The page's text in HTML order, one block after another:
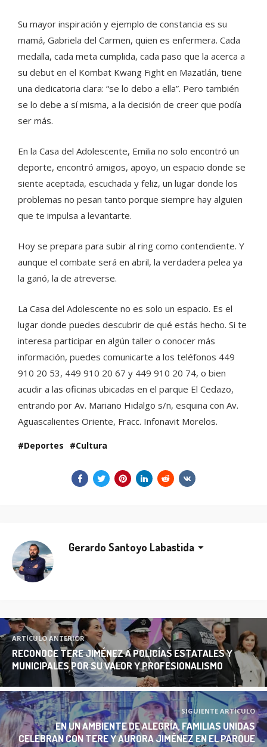
Su mayor inspiración y ejemplo de constancia es su
mamá, Gabriela del Carmen, quien es enfermera. Cada
medalla, cada meta cumplida, cada paso que la acerca a
su debut en el Kombat Kwang Fight en Mazatlán, tiene
una dedicatoria clara: “se lo debo a ella”. Pero también
se lo debe a sí misma, a la decisión de creer que podía
ser más.
En la Casa del Adolescente, Emilia no solo encontró un
deporte, encontró amigos, apoyo, un espacio donde se
siente aceptada, escuchada y feliz, un lugar donde los
problemas no pesan tanto porque siempre hay alguien
que te impulsa a levantarte.
Hoy se prepara para subir al ring como contendiente. Y
aunque el combate será en abril, la verdadera pelea ya
la ganó, la de atreverse.
La Casa del Adolescente no es solo un espacio. Es el
lugar donde puedes descubrir de qué estás hecho. Si te
interesa participar en algún taller o conocer más
información, puedes comunicarte a los teléfonos 449
910 20 53, 449 910 20 67 y 449 910 20 74, o bien
acudir a las oficinas ubicadas en el parque El Cedazo,
entrando por Av. Mariano Hidalgo s/n, esquina con Av.
Aguascalientes Oriente, Fracc. Infonavit Morelos.
Deportes Cultura
Gerardo Santoyo Labastida
ARTÍCULO ANTERIOR
RECONOCE TERE JIMÉNEZ A POLICÍAS ESTATALES Y
MUNICIPALES POR SU VALOR Y PROFESIONALISMO
SIGUIENTE ARTÍCULO
EN UN AMBIENTE DE ALEGRÍA, FAMILIAS UNIDAS
CELEBRAN CON TERE Y AURORA JIMÉNEZ EN EL PARQUE